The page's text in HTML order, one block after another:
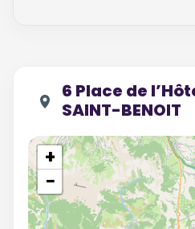
6 Place de
SAINT-BENOIT
+
−